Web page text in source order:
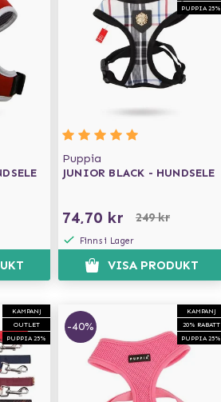
PUPPIA 25%
Puppia
JUNIOR BLACK - HUNDSELE
74,70 kr 249 kr
Finns i Lager
VISA PRODUKT
KAMPANJ
OUTLET
PUPPIA 25%
KAMPANJ
20% RABATT
PUPPIA 25%
-40%